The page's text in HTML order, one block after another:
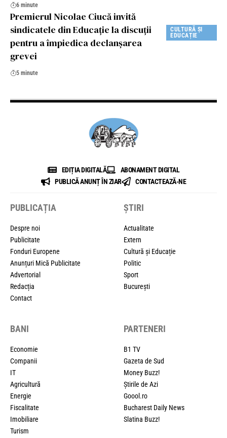
6 minute
CULTURĂ ȘI
EDUCAȚIE
Premierul Nicolae Ciucă invită
sindicatele din Educație la discuții
pentru a împiedica declanșarea
grevei
5 minute
EDIȚIA DIGITALĂ
ABONAMENT DIGITAL
PUBLICĂ ANUNȚ ÎN ZIAR
CONTACTEAZĂ-NE
PUBLICAȚIA
Despre noi
Publicitate
Fonduri Europene
Anunțuri Mică Publicitate
Advertorial
Redacția
Contact
ȘTIRI
Actualitate
Extern
Cultură și Educație
Politic
Sport
București
BANI
Economie
Companii
IT
Agricultură
Energie
Fiscalitate
Imobiliare
Turism
PARTENERI
B1 TV
Gazeta de Sud
Money Buzz!
Știrile de Azi
Goool.ro
Bucharest Daily News
Slatina Buzz!